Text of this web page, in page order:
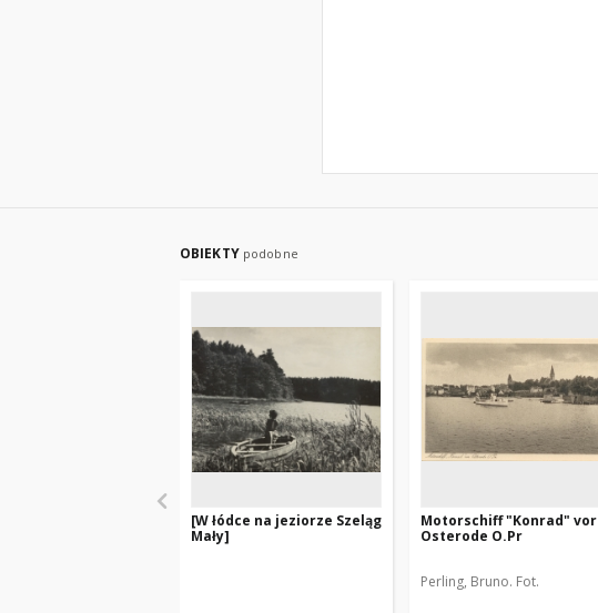
OBIEKTY podobne
[W łódce na jeziorze Szeląg
Mały]
Motorschiff "Konrad" vor
Osterode O.Pr
Perling, Bruno. Fot.